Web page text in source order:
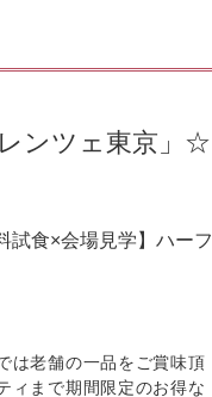
ンツェ東京」☆
試食×会場見学】ハーフ
は老舗の一品をご賞味頂
ィまで期間限定のお得な